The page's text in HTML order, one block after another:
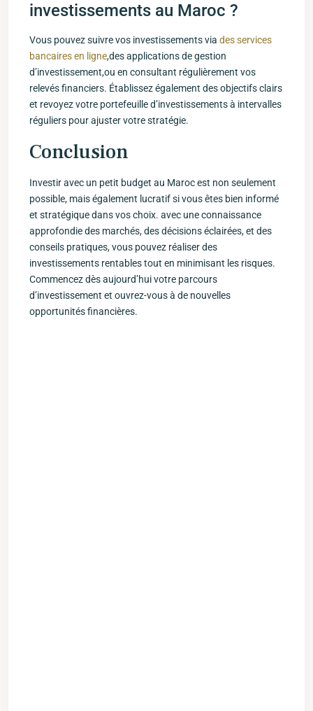
investissements au Maroc ?
Vous pouvez suivre vos investissements‍ via‌ des services
bancaires en ligne,des applications de ⁤gestion
d’investissement,ou ⁢en consultant régulièrement vos
relevés financiers. Établissez également des⁢ objectifs clairs
et revoyez votre portefeuille d’investissements à intervalles
réguliers pour ajuster ⁢votre⁣ stratégie.
Conclusion
Investir avec un petit budget au​ Maroc est non seulement
possible, mais également lucratif si vous êtes bien informé
et stratégique dans vos choix. avec une connaissance
approfondie des⁤ marchés, des décisions​ éclairées,⁤ et des
conseils pratiques, vous pouvez réaliser‍ des
investissements rentables tout en minimisant les risques.
Commencez dès aujourd’hui votre parcours
d’investissement et ouvrez-vous à⁢ de nouvelles
opportunités financières.